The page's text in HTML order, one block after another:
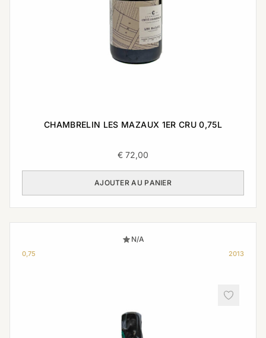
CHAMBRELIN LES MAZAUX 1ER CRU 0,75L
€ 72,00
AJOUTER AU PANIER
N/A
0,75 2013